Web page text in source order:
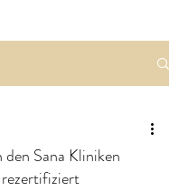
Sana Kliniken